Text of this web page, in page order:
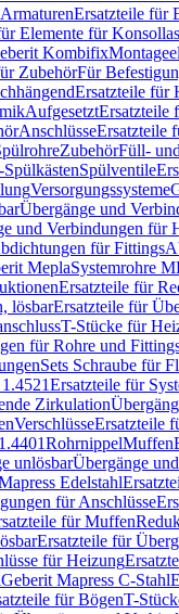
Ersatzteile für
Elemente für
Kombifix
ZubehörFür
Ersatzteile für
AufgesetztErsatzteile
AnschlüsseErsatzteile
ZubehörFüll-
Spülventile
Versorgungssysteme
Übergänge und
und Verbindungen für
für Fittings
MeplaSystemrohre
Ersatzteile für
lösbarErsatzteile für
T-Stücke für
für Rohre und
Sets Schraube für
Ersatzteile für
Zirkulation
VerschlüsseErsatzteile
RohrnippelMuffen
unlösbarÜbergänge
Edelstahl
für Anschlüsse
für Muffen
Ersatzteile für
für Heizung
Geberit Mapress C-Stahl
für BögenT-